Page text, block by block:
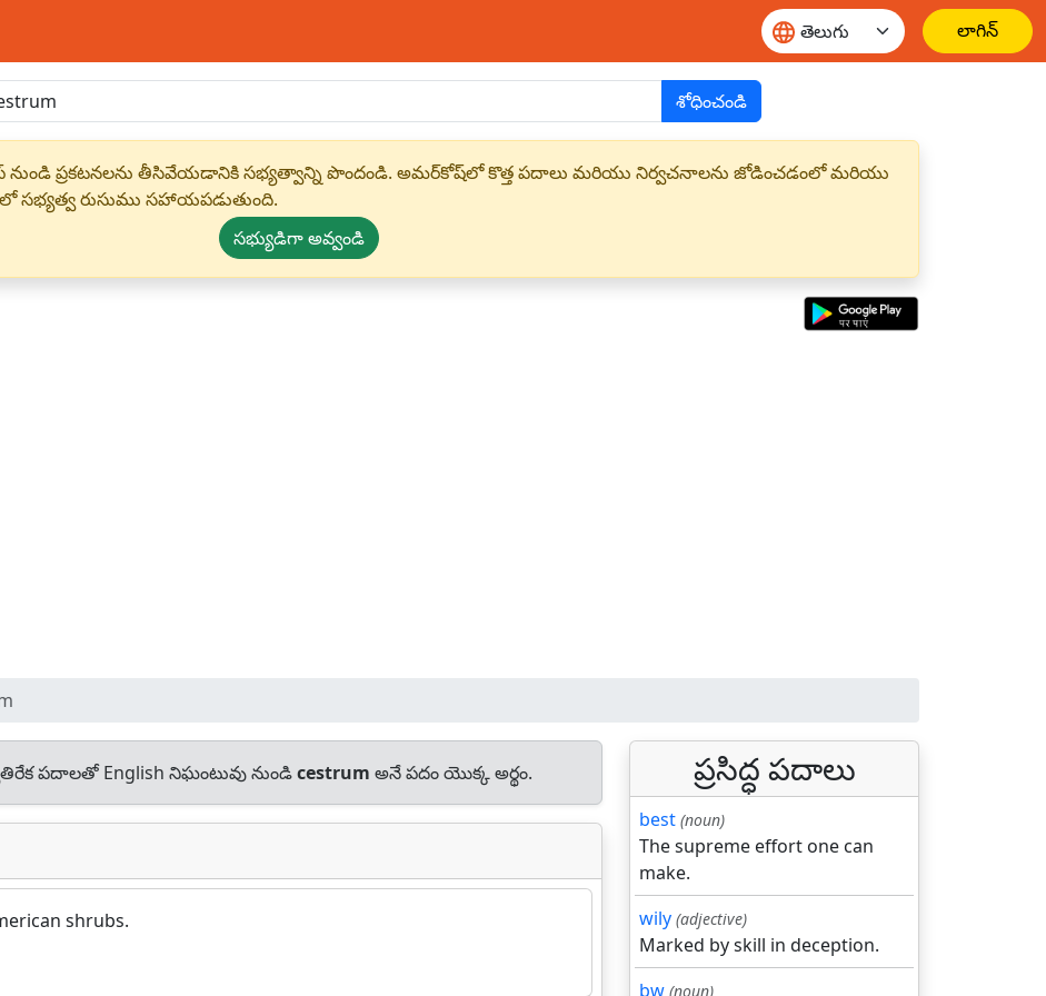
లాగిన్
శోధించండి
ప్రకటనలను తీసివేయడానికి సభ్యత్వాన్ని పొందండి. అమర్‌కోష్‌లో కొత్త పదాలు మరియు నిర్వచనాలను జోడించడంలో మరియు
సభ్యత్వ రుసుము సహాయపడుతుంది.
సభ్యుడిగా అవ్వండి
పదాలతో English నిఘంటువు నుండిcestrum అనే పదం యొక్క అర్థం.
shrubs.
ప్రసిద్ధ పదాలు
best (noun)
The supreme effort one can
make.
wily (adjective)
Marked by skill in deception.
bw (noun)